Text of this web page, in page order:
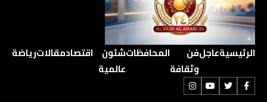
الرئيسيةعاجلفن
وثقافة
المحافظاتشئون
عالمية
اقتصادمقالاترياضة